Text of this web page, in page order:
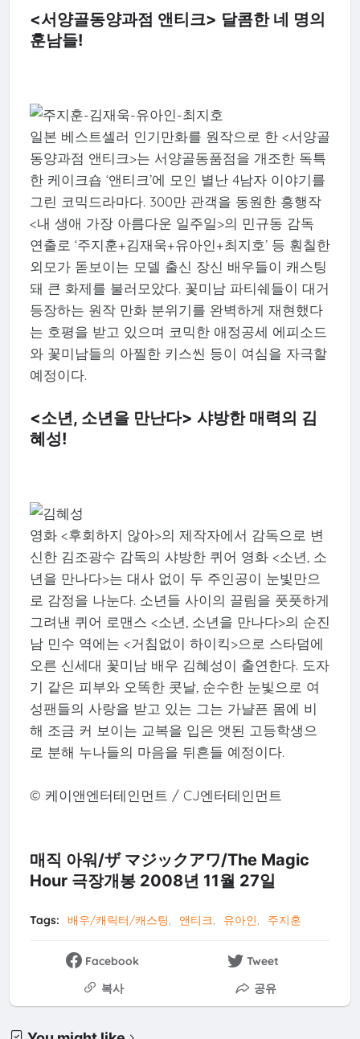
<서양골동양과점 앤티크> 달콤한 네 명의
훈남들!
일본 베스트셀러 인기만화를 원작으로 한 <서양골
동양과점 앤티크>는 서양골동품점을 개조한 독특
한 케이크숍 ‘앤티크’에 모인 별난 4남자 이야기를
그린 코믹드라마다. 300만 관객을 동원한 흥행작
<내 생애 가장 아름다운 일주일>의 민규동 감독
연출로 ‘주지훈+김재욱+유아인+최지호’ 등 훤칠한
외모가 돋보이는 모델 출신 장신 배우들이 캐스팅
돼 큰 화제를 불러모았다. 꽃미남 파티쉐들이 대거
등장하는 원작 만화 분위기를 완벽하게 재현했다
는 호평을 받고 있으며 코믹한 애정공세 에피소드
와 꽃미남들의 아찔한 키스씬 등이 여심을 자극할
예정이다.
<소년, 소년을 만난다> 샤방한 매력의 김
혜성!
영화 <후회하지 않아>의 제작자에서 감독으로 변
신한 김조광수 감독의 샤방한 퀴어 영화 <소년, 소
년을 만나다>는 대사 없이 두 주인공이 눈빛만으
로 감정을 나눈다. 소년들 사이의 끌림을 풋풋하게
그려낸 퀴어 로맨스 <소년, 소년을 만나다>의 순진
남 민수 역에는 <거침없이 하이킥>으로 스타덤에
오른 신세대 꽃미남 배우 김혜성이 출연한다. 도자
기 같은 피부와 오똑한 콧날, 순수한 눈빛으로 여
성팬들의 사랑을 받고 있는 그는 가냘픈 몸에 비
해 조금 커 보이는 교복을 입은 앳된 고등학생으
로 분해 누나들의 마음을 뒤흔들 예정이다.
© 케이앤엔터테인먼트 / CJ엔터테인먼트
매직 아워/ザ マジックアワ/The Magic
Hour 극장개봉 2008년 11월 27일
Tags: 배우/캐릭터/캐스팅 앤티크 유아인 주지훈
Facebook
Tweet
복사
공유